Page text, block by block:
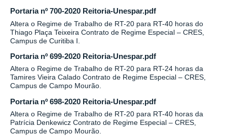
Portaria nº 700-2020 Reitoria-Unespar.pdf
Altera o Regime de Trabalho de RT-20 para RT-40 horas do
Thiago Plaça Teixeira Contrato de Regime Especial – CRES,
Campus de Curitiba I.
Portaria nº 699-2020 Reitoria-Unespar.pdf
Altera o Regime de Trabalho de RT-20 para RT-24 horas da
Tamires Vieira Calado Contrato de Regime Especial – CRES,
Campus de Campo Mourão.
Portaria nº 698-2020 Reitoria-Unespar.pdf
Altera o Regime de Trabalho de RT-20 para RT-40 horas da
Patrícia Denkewicz Contrato de Regime Especial – CRES,
Campus de Campo Mourão.